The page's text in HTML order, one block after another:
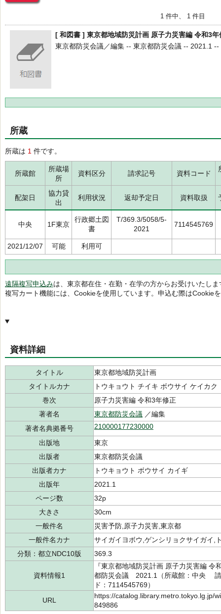
1 件中、 1 件目
[ 和図書 ] 東京都地域防災計画 原子力災害編 令和3年
東京都防災会議／編集 -- 東京都防災会議 -- 2021.1 --
所蔵
所蔵は 1 件です。
所蔵館
所蔵場
所
資料区分 請求記号 資料コード
配架日
協力貸
出
利用状況 返却予定日 資料取扱
中央 1F東京
行政郷土図
書
T/369.3/5058/5-
2021
7114545769
2021/12/07 可能 利用可
遠隔複写申込みは、東京都在住・在勤・在学の方からお受けいたしま
複写カート機能には、Cookieを使用しています。申込む際はCookie
資料詳細
タイトル
東京都地域防災計画
タイトルカナ
トウキョウト チイキ ボウサイ ケイカク
巻次
原子力災害編 令和3年修正
著者名
東京都防災会議 ／編集
著者名典拠番号
210000177230000
出版地
東京
出版者
東京都防災会議
出版者カナ
トウキョウト ボウサイ カイギ
出版年
2021.1
ページ数
32p
大きさ
30cm
一般件名
災害予防,原子力災害,東京都
一般件名カナ
サイガイヨボウ,ゲンシリョクサイガイ,
分類：都立NDC10版
369.3
資料情報1
『東京都地域防災計画 原子力災害編
都防災会議 2021.1（所蔵館：中央
ド：7114545769）
URL
https://catalog.library.metro.tokyo.lg.jp/
849886